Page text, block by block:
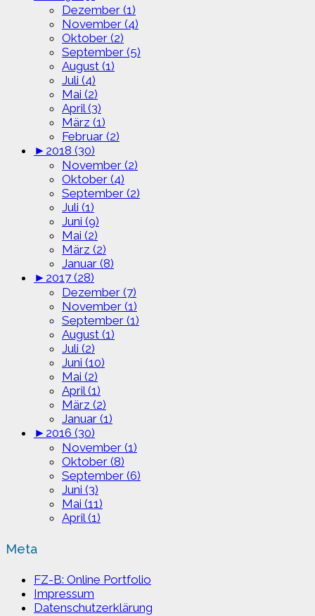
Dezember (1)
November (4)
Oktober (2)
September (5)
August (1)
Juli (4)
Mai (2)
April (3)
März (1)
Februar (2)
► 2018 (30)
November (2)
Oktober (4)
September (2)
Juli (1)
Juni (9)
Mai (2)
März (2)
Januar (8)
► 2017 (28)
Dezember (7)
November (1)
September (1)
August (1)
Juli (2)
Juni (10)
Mai (2)
April (1)
März (2)
Januar (1)
► 2016 (30)
November (1)
Oktober (8)
September (6)
Juni (3)
Mai (11)
April (1)
Meta
FZ-B: Online Portfolio
Impressum
Datenschutzerklärung